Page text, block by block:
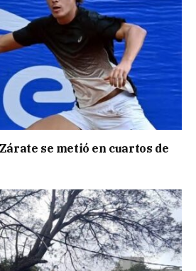
se metió en cuartos de